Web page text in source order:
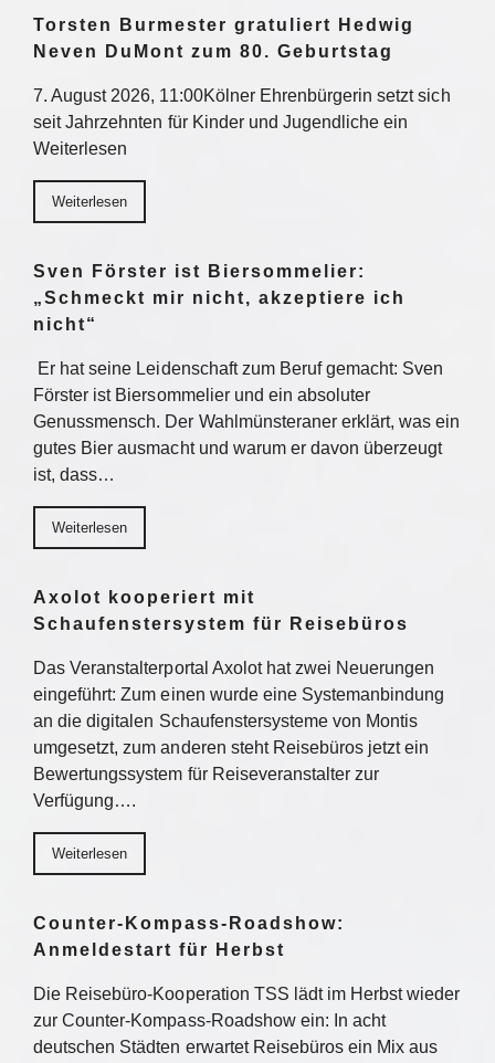
Torsten Burmester gratuliert Hedwig
Neven DuMont zum 80. Geburtstag
7. August 2026, 11:00Kölner Ehrenbürgerin setzt sich
seit Jahrzehnten für Kinder und Jugendliche ein
Weiterlesen
Weiterlesen
Sven Förster ist Biersommelier:
„Schmeckt mir nicht, akzeptiere ich
nicht“
Er hat seine Leidenschaft zum Beruf gemacht: Sven
Förster ist Biersommelier und ein absoluter
Genussmensch. Der Wahlmünsteraner erklärt, was ein
gutes Bier ausmacht und warum er davon überzeugt
ist, dass…
Weiterlesen
Axolot kooperiert mit
Schaufenstersystem für Reisebüros
Das Veranstalterportal Axolot hat zwei Neuerungen
eingeführt: Zum einen wurde eine Systemanbindung
an die digitalen Schaufenstersysteme von Montis
umgesetzt, zum anderen steht Reisebüros jetzt ein
Bewertungssystem für Reiseveranstalter zur
Verfügung….
Weiterlesen
Counter-Kompass-Roadshow:
Anmeldestart für Herbst
Die Reisebüro-Kooperation TSS lädt im Herbst wieder
zur Counter-Kompass-Roadshow ein: In acht
deutschen Städten erwartet Reisebüros ein Mix aus